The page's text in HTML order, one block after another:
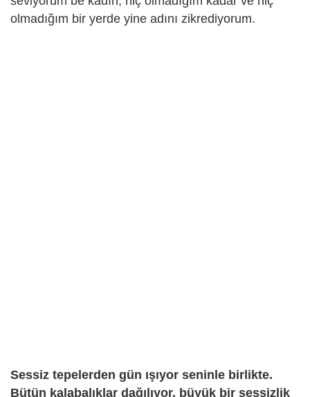
olmadığım bir yerde yine adını zikrediyorum.
Sessiz tepelerden gün ışıyor seninle birlikte.
Bütün kalabalıklar dağılıyor, büyük bir sessizlik